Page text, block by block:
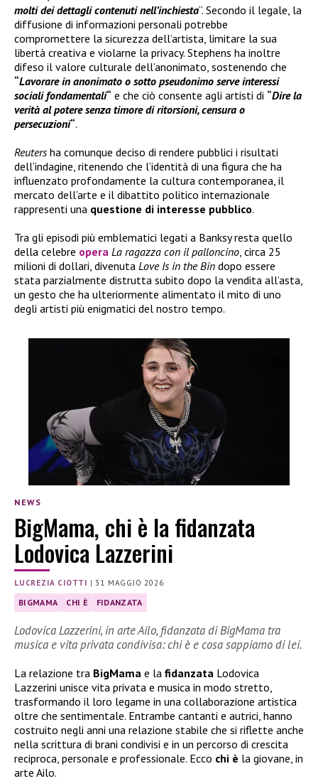
molti dei dettagli contenuti nell’inchiesta“. Secondo il legale, la
diffusione di informazioni personali potrebbe
compromettere la sicurezza dell’artista, limitare la sua
libertà creativa e violarne la privacy. Stephens ha inoltre
difeso il valore culturale dell’anonimato, sostenendo che
“Lavorare in anonimato o sotto pseudonimo serve interessi
sociali fondamentali“ e che ciò consente agli artisti di “Dire la
verità al potere senza timore di ritorsioni, censura o
persecuzioni“.
Reutersha comunque deciso di rendere pubblici i risultati
dell’indagine, ritenendo che l’identità di una figura che ha
influenzato profondamente la cultura contemporanea, il
mercato dell’arte e il dibattito politico internazionale
rappresenti una questione di interesse pubblico.
Tra gli episodi più emblematici legati a Banksy resta quello
della celebre opera La ragazza con il palloncino, circa 25
milioni di dollari, divenuta Love Is in the Bin dopo essere
stata parzialmente distrutta subito dopo la vendita all’asta,
un gesto che ha ulteriormente alimentato il mito di uno
degli artisti più enigmatici del nostro tempo.
NEWS
BigMama, chi è la fidanzata
Lodovica Lazzerini
LUCREZIA CIOTTI |31 MAGGIO 2026
BIGMAMA CHI È FIDANZATA
Lodovica Lazzerini, in arte Ailo, fidanzata di BigMama tra
musica e vita privata condivisa: chi è e cosa sappiamo di lei.
La relazione tra BigMama e la fidanzata Lodovica
Lazzerini unisce vita privata e musica in modo stretto,
trasformando il loro legame in una collaborazione artistica
oltre che sentimentale. Entrambe cantanti e autrici, hanno
costruito negli anni una relazione stabile che si riflette anche
nella scrittura di brani condivisi e in un percorso di crescita
reciproca, personale e professionale. Ecco chi è la giovane, in
arte Ailo.